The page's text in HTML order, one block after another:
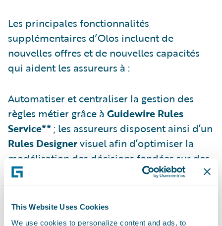
This Website Uses Cookies
We use cookies to personalize content and ads, to
Les principales fonctionnalités
supplémentaires d’Olos incluent de
nouvelles offres et de nouvelles capacités
qui aident les assureurs à :
Automatiser et centraliser la gestion des
règles métier grâce à Guidewire Rules
Service** ; les assureurs disposent ainsi d’un
Rules Designervisuel afin d’optimiser la
modélisation des décisions fondées sur des
règles et de leur permettre de s’adapter
en constante évolution, sans avoir besoin de
modifier le code ou de retarder le